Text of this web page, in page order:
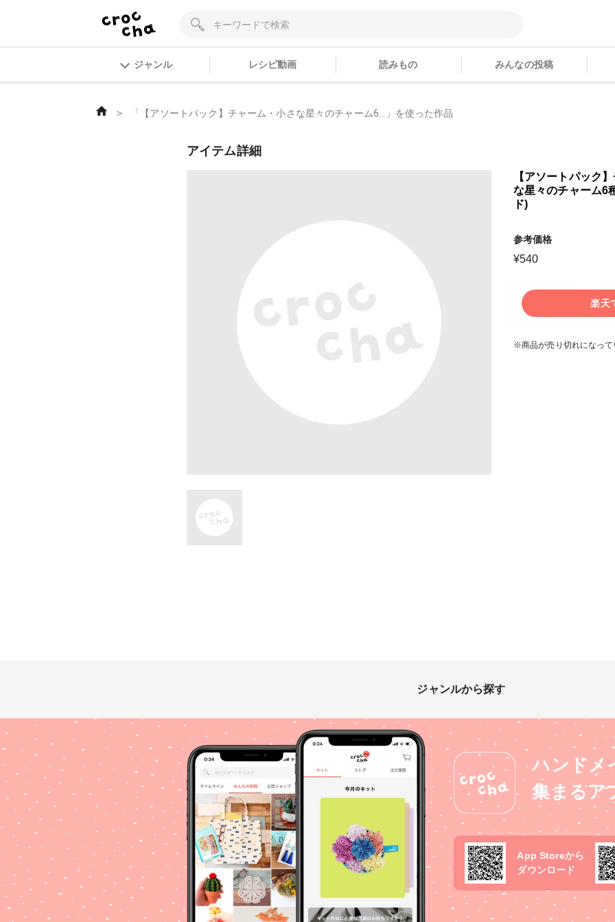
ジャンル レシピ動画 読みもの みんなの投稿
＞ 「【アソートパック】チャーム・小さな星々のチャーム6...」を使った作品
アイテム詳細
【アソートパック
な星々のチャーム6
ド)
参考価格
¥540
楽天
※商品が売り切れになって
ジャンルから探す
ハンドメ
集まるア
App Storeから
ダウンロード